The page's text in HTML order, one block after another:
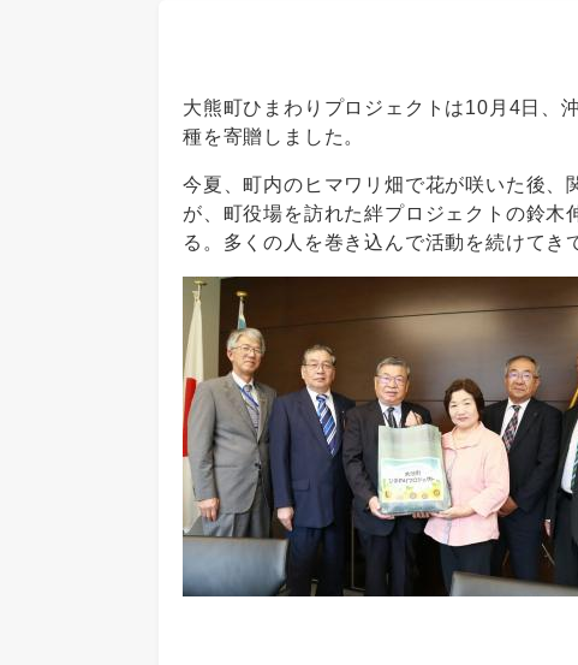
大熊町ひまわりプロジェクトは10月4日、
種を寄贈しました。
今夏、町内のヒマワリ畑で花が咲いた後
が、町役場を訪れた絆プロジェクトの鈴
る。多くの人を巻き込んで活動を続けてき